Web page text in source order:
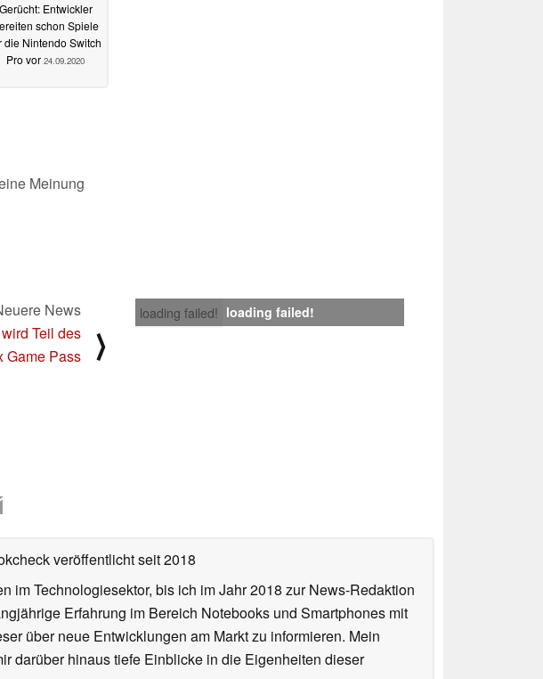
Gerücht: Entwickler
schon Spiele
die Nintendo Switch
Pro vor 24.09.2020
Meinung
loading failed! loading failed!
News
Teil des
Game Pass
⟩
veröffentlichtseit 2018
im Technologiesektor, bis ich im Jahr 2018 zur News-Redaktion
Erfahrung im Bereich Notebooks und Smartphones mit
über neue Entwicklungen am Markt zu informieren. Mein
darüber hinaus tiefe Einblicke in die Eigenheiten dieser